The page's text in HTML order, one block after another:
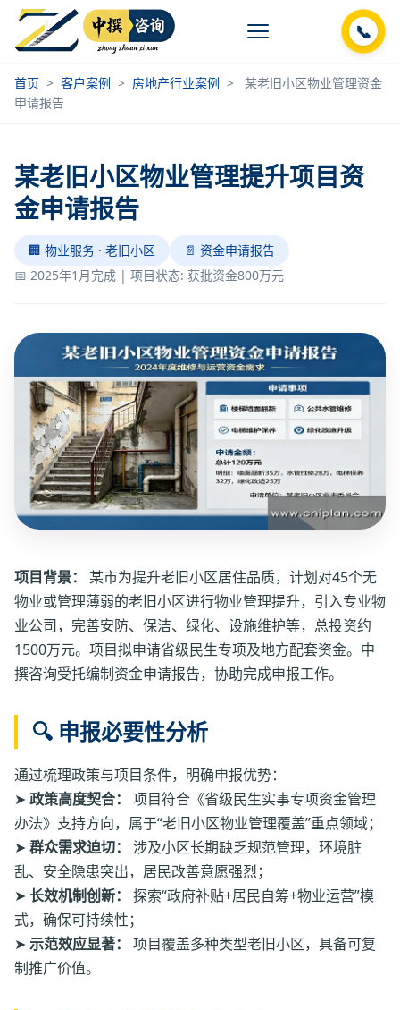
📞
首页 > 客户案例 > 房地产行业案例 >
某老旧小区物业管理资金
申请报告
某老旧小区物业管理提升项目资
金申请报告
🏢 物业服务 · 老旧小区
📄 资金申请报告
📅 2025年1月完成 | 项目状态: 获批资金800万元
项目背景：
某市为提升老旧小区居住品质，计划对45个无
物业或管理薄弱的老旧小区进行物业管理提升，引入专业物
业公司，完善安防、保洁、绿化、设施维护等，总投资约
1500万元。项目拟申请省级民生专项及地方配套资金。中
撰咨询受托编制资金申请报告，协助完成申报工作。
🔍 申报必要性分析
通过梳理政策与项目条件，明确申报优势：
➤ 政策高度契合：
项目符合《省级民生实事专项资金管理
办法》支持方向，属于“老旧小区物业管理覆盖”重点领域；
➤ 群众需求迫切：
涉及小区长期缺乏规范管理，环境脏
乱、安全隐患突出，居民改善意愿强烈；
➤ 长效机制创新：
探索“政府补贴+居民自筹+物业运营”模
式，确保可持续性；
➤ 示范效应显著：
项目覆盖多种类型老旧小区，具备可复
制推广价值。